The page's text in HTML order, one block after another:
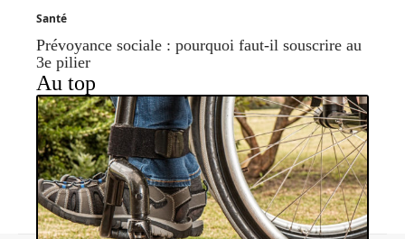
Santé
Prévoyance sociale : pourquoi faut-il souscrire au
3e pilier
Au top